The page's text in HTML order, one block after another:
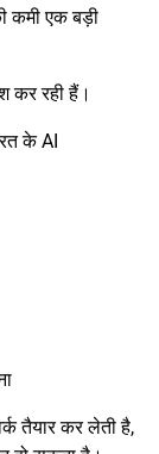
कमी एक बड़ी
कर रही हैं।
के AI
तैयार कर लेती है,